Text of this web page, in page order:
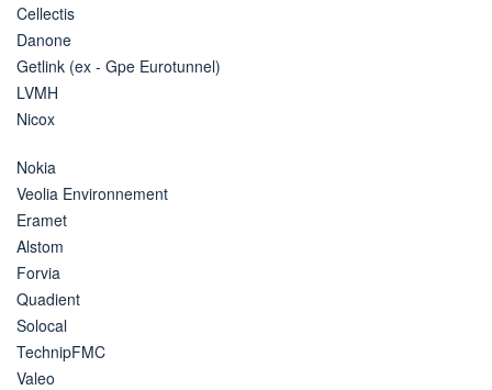
Cellectis
Danone
Getlink (ex - Gpe Eurotunnel)
LVMH
Nicox
Nokia
Veolia Environnement
Eramet
Alstom
Forvia
Quadient
Solocal
TechnipFMC
Valeo